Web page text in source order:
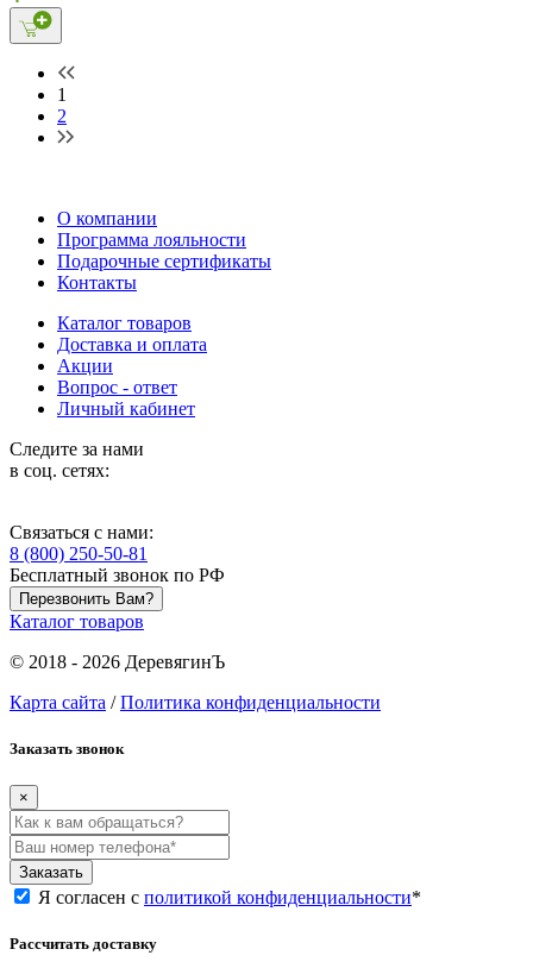
1
2
О компании
Программа лояльности
Подарочные сертификаты
Контакты
Каталог товаров
Доставка и оплата
Акции
Вопрос - ответ
Личный кабинет
Следите за нами
в соц. сетях:
Связаться с нами:
8 (800) 250-50-81
Бесплатный звонок по РФ
Перезвонить Вам?
Каталог товаров
© 2018 - 2026 ДеревягинЪ
Карта сайта /Политика конфиденциальности
Заказать звонок
×
Заказать
Я согласен с политикой конфиденциальности*
Рассчитать доставку